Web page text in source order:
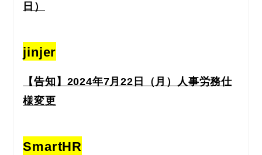
日）
jinjer
【告知】2024年7月22日（月）人事労務仕
様変更
SmartHR